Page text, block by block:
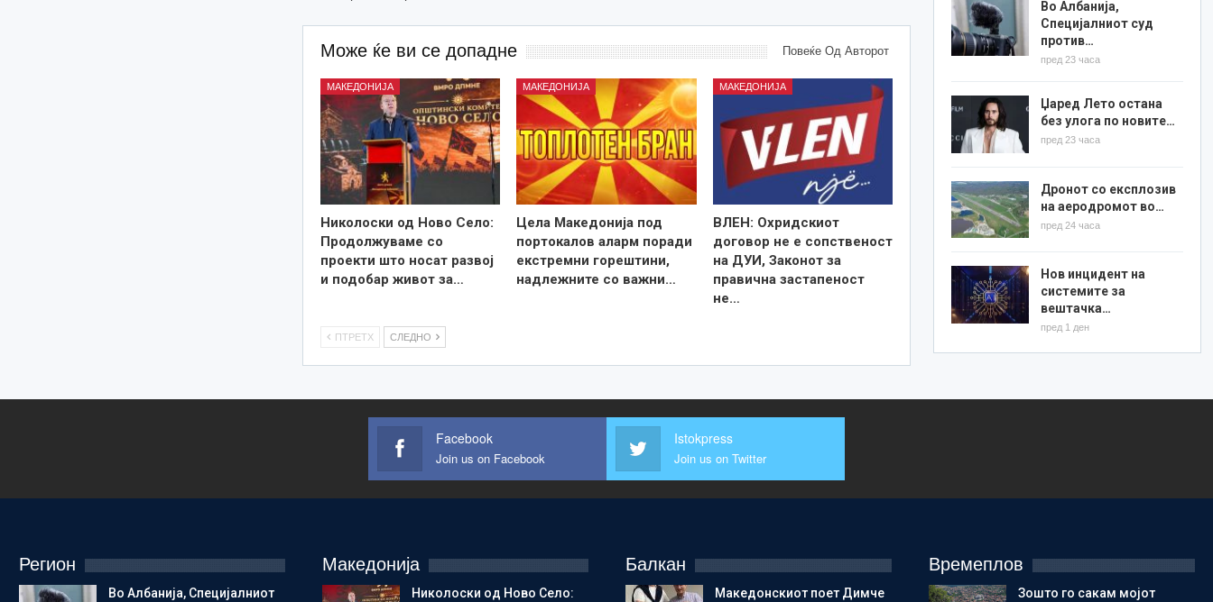
Може ќе ви се допадне Повеќе Од Авторот
МАКЕДОНИЈА
Николоски од Ново Село:
Продолжуваме со
проекти што носат развој
и подобар живот за…
МАКЕДОНИЈА
Цела Македонија под
портокалов аларм поради
екстремни горештини,
надлежните со важни…
МАКЕДОНИЈА
ВЛЕН: Охридскиот
договор не е сопственост
на ДУИ, Законот за
правична застапеност
не…
ПТРЕТХ СЛЕДНО
Во Албанија,
Специјалниот суд
против…
пред 23 часа
Џаред Лето остана
без улога по новите…
пред 23 часа
Дронот со експлозив
на аеродромот во…
пред 24 часа
Нов инцидент на
системите за
вештачка…
пред 1 ден
Facebook
Join us on Facebook
Istokpress
Join us on Twitter
Регион
Во Албанија, Специјалниот
Македонија
Николоски од Ново Село:
Балкан
Македонскиот поет Димче
Времеплов
Зошто го сакам мојот